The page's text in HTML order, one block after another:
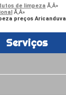
de limpeza
preços Aricanduva
Serviços